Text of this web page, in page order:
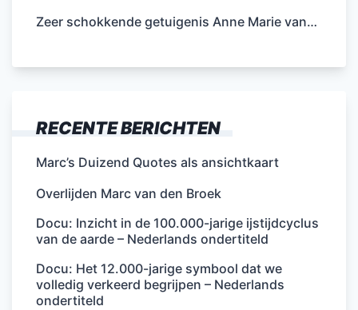
Zeer schokkende getuigenis Anne Marie van…
RECENTE BERICHTEN
Marc’s Duizend Quotes als ansichtkaart
Overlijden Marc van den Broek
Docu: Inzicht in de 100.000-jarige ijstijdcyclus
van de aarde – Nederlands ondertiteld
Docu: Het 12.000-jarige symbool dat we
volledig verkeerd begrijpen – Nederlands
ondertiteld